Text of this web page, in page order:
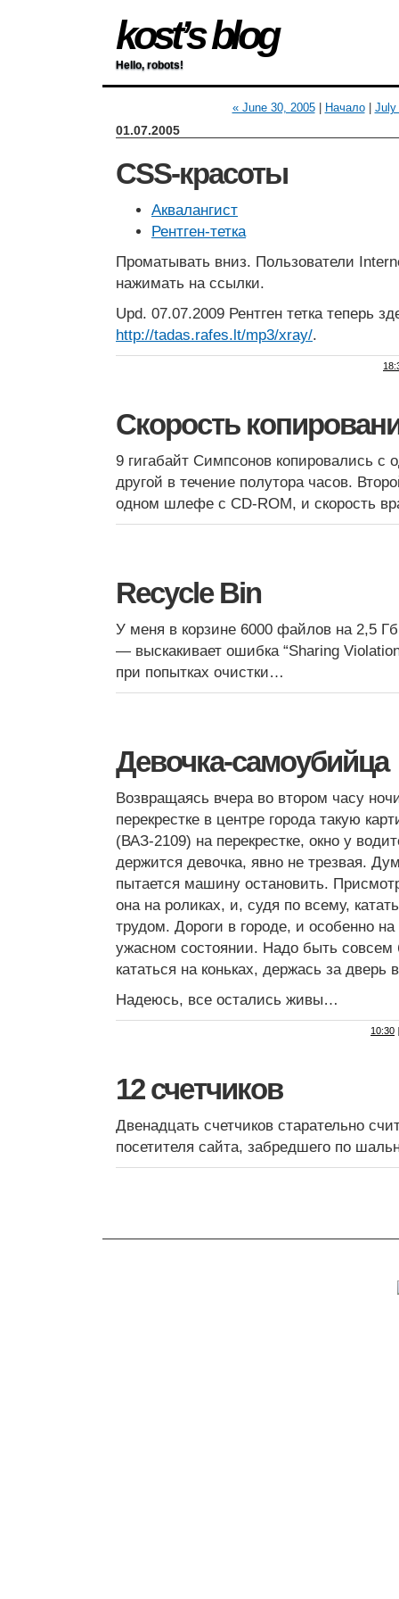
kost’s blog
Hello, robots!
« June 30, 2005| Начало| July
01.07.2005
CSS-красоты
Аквалангист
Рентген-тетка
Проматывать вниз. Пользователи
нажимать на ссылки.
Upd. 07.07.2009 Рентген тетка теперь
http://tadas.rafes.lt/mp3/xray/.
Скорость
9 гигабайт Симпсонов копировались с
другой в течение полутора часов.
одном шлефе с CD-ROM, и скорость
Recycle Bin
У меня в корзине 6000 файлов на 2,5
— выскакивает ошибка “Sharing
при попытках очистки…
Девочка-самоубийца
Возвращаясь вчера во втором часу
перекрестке в центре города такую
(ВАЗ-2109) на перекрестке, окно у
держится девочка, явно не трезвая.
пытается машину остановить.
она на роликах, и, судя по всему,
трудом. Дороги в городе, и особенно на
ужасном состоянии. Надо быть совсем
кататься на коньках, держась за дверь
Надеюсь, все остались живы…
10:30 |
12 счетчиков
Двенадцать счетчиков старательно
посетителя сайта, забредшего по